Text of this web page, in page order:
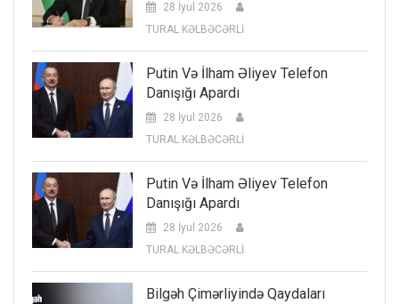
28 İyul 2026
TURAL KƏLBƏCƏRLİ
Putin Və İlham Əliyev Telefon
Danışığı Apardı
28 İyul 2026
TURAL KƏLBƏCƏRLİ
Putin Və İlham Əliyev Telefon
Danışığı Apardı
28 İyul 2026
TURAL KƏLBƏCƏRLİ
Bilgəh Çimərliyində Qaydaları